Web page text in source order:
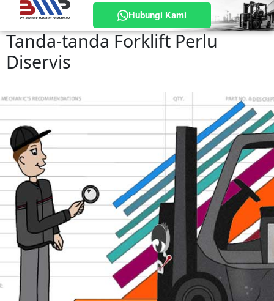
Hubungi Kami
Tanda-tanda Forklift Perlu
Diservis